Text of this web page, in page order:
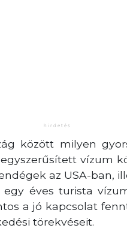
között milyen
vízum
az USA-ban,
éves turista
a jó kapcsolat
törekvéseit.